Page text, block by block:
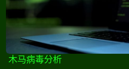
木马病毒分析